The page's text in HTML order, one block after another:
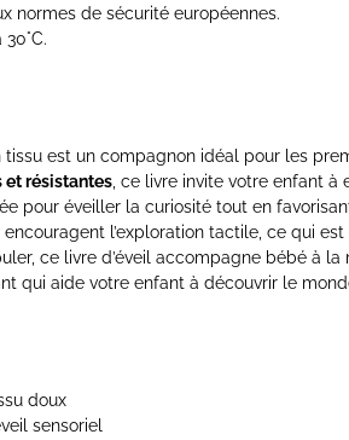
normes de sécurité européennes.
tissu est un compagnon idéal pour les
et résistantes , ce livre invite votre enfant
pour éveiller la curiosité tout en
l’exploration tactile, ce qui
ce livre d’éveil accompagne bébé à
qui aide votre enfant à découvrir le
doux
sensoriel